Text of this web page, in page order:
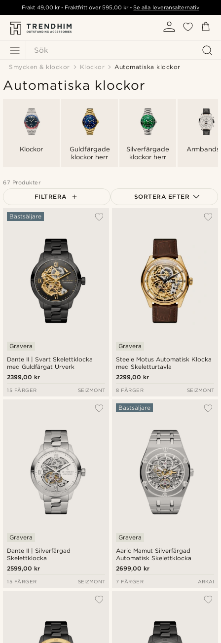
Sök
Frakt 49,00 kr- Fraktfritt över595,00 kr -Se alla leveransalternativ
Smycken & klockor Klockor Automatiska klockor
Automatiska klockor
Klockor
Guldfärgade
klockor herr
Silverfärgade
klockor herr
67 Produkter
FILTRERA SORTERA EFTER
Dante II | Svart Skelettklocka
med Guldfärgat Urverk
Bästsäljare
Gravera
2399,00 kr
15 FÄRGER SEIZMONT
Steele Motus Automatisk Klocka
med Skeletturtavla
Gravera
2299,00 kr
8 FÄRGER SEIZMONT
Dante II | Silverfärgad
Skelettklocka
Gravera
2599,00 kr
15 FÄRGER SEIZMONT
Aaric Mamut Silverfärgad
Automatisk Skelettklocka
Bästsäljare
Gravera
2699,00 kr
7 FÄRGER ARKAI